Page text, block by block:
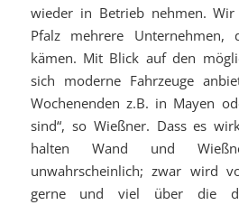
wieder in Betrieb nehmen.
Pfalz mehrere
kämen. Mit Blick auf den
sich moderne Fahrzeuge
Wochenenden z.B. in Mayen
sind“, so Wießner. Dass es
halten Wand und
unwahrscheinlich; zwar wird
gerne und viel über die